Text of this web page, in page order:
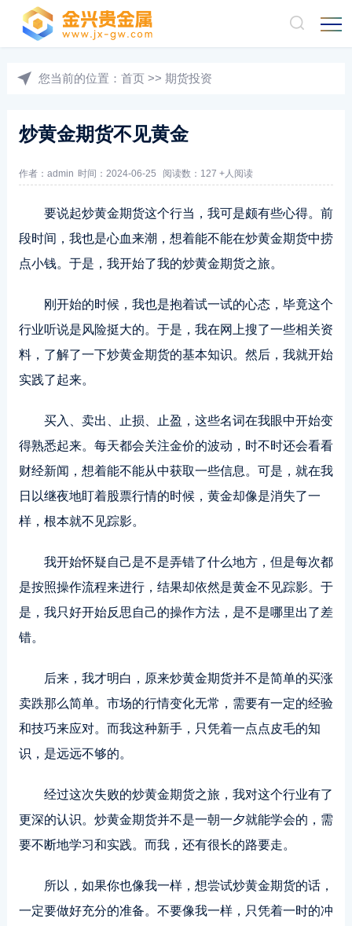
您当前的位置： 首页 >> 期货投资
炒黄金期货不见黄金
作者：admin 时间：2024-06-25 阅读数：127 +人阅读
要说起炒黄金期货这个行当，我可是颇有些心得。前
段时间，我也是心血来潮，想着能不能在炒黄金期货中捞
点小钱。于是，我开始了我的炒黄金期货之旅。
刚开始的时候，我也是抱着试一试的心态，毕竟这个
行业听说是风险挺大的。于是，我在网上搜了一些相关资
料，了解了一下炒黄金期货的基本知识。然后，我就开始
实践了起来。
买入、卖出、止损、止盈，这些名词在我眼中开始变
得熟悉起来。每天都会关注金价的波动，时不时还会看看
财经新闻，想着能不能从中获取一些信息。可是，就在我
日以继夜地盯着股票行情的时候，黄金却像是消失了一
样，根本就不见踪影。
我开始怀疑自己是不是弄错了什么地方，但是每次都
是按照操作流程来进行，结果却依然是黄金不见踪影。于
是，我只好开始反思自己的操作方法，是不是哪里出了差
错。
后来，我才明白，原来炒黄金期货并不是简单的买涨
卖跌那么简单。市场的行情变化无常，需要有一定的经验
和技巧来应对。而我这种新手，只凭着一点点皮毛的知
识，是远远不够的。
经过这次失败的炒黄金期货之旅，我对这个行业有了
更深的认识。炒黄金期货并不是一朝一夕就能学会的，需
要不断地学习和实践。而我，还有很长的路要走。
所以，如果你也像我一样，想尝试炒黄金期货的话，
一定要做好充分的准备。不要像我一样，只凭着一时的冲